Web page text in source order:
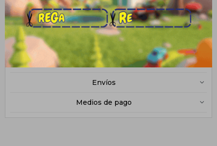
3 meses. Por defectos de fabricación. No cubre daños por
mal armado, golpes, caídas, incorrecta nivelación,
sobrepeso o cualquier factor que pueda originar fallas por
mal uso o cuidado.
Planes de cuotas
Envíos
Medios de pago